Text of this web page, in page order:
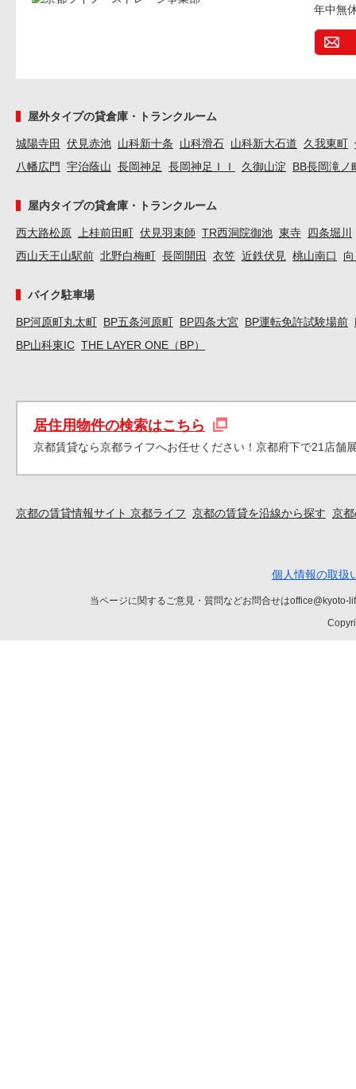
年中無
屋外タイプの貸倉庫・トランクルーム
城陽寺田 伏見赤池 山科新十条 山科滑石 山科新大石道 久我東町
八幡広門
宇治蔭山 長岡神足 長岡神足ＩＩ 久御山淀 BB長岡滝ノ
屋内タイプの貸倉庫・トランクルーム
西大路松原 上桂前田町 伏見羽束師 TR西洞院御池 東寺 四条堀川
西山天王山駅前 北野白梅町 長岡開田 衣笠 近鉄伏見 桃山南口
バイク駐車場
BP河原町丸太町 BP五条河原町 BP四条大宮 BP運転免許試験場前
BP山科東IC THE LAYER ONE（BP）
居住用物件の検索はこちら
京都賃貸なら京都ライフへお任せください！京都府下で21店舗
京都の賃貸情報サイト 京都ライフ 京都の賃貸を沿線から探す 京
個人情報の取扱
当ページに関するご意見・質問などお問合せは